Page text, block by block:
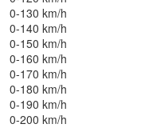
0-130 km/h
0-140 km/h
0-150 km/h
0-160 km/h
0-170 km/h
0-180 km/h
0-190 km/h
0-200 km/h